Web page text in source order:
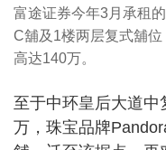
富途证券今年3月承租
C舖及1楼两层复式舖
高达140万。
至于中环皇后大道
万，珠宝品牌